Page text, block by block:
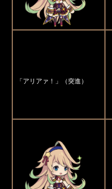
「アリアァ！」（突進）